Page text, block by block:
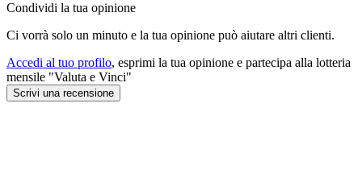
Condividi la tua opinione
Ci vorrà solo un minuto e la tua opinione può aiutare altri clienti.
Accedi al tuo profilo, esprimi la tua opinione e partecipa alla lotteria
mensile "Valuta e Vinci"
Scrivi una recensione